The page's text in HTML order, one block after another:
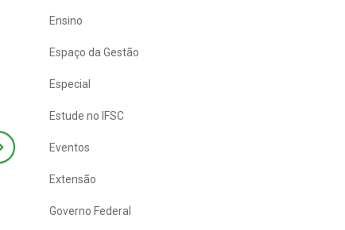
Ensino
Espaço da Gestão
Especial
Estude no IFSC
Eventos
Extensão
Governo Federal